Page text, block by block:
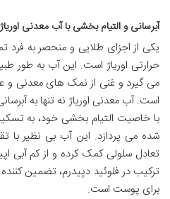
آبرسانی و التیام بخشی با آب معدنی اوریاژ
یکی از اجزای طلایی و منحصر به فرد
حرارتی اوریاژ است. این آب به طور
می گیرد و غنی از نمک های معدنی و
است. آب معدنی اوریاژ نه تنها به
با خاصیت التیام بخشی خود، به
شده می پردازد. این آب بی نظیر
تعادل سلولی کمک کرده و از کم آبی
ترکیب در فلوئید دپیدرم، تضمین
برای پوست است.